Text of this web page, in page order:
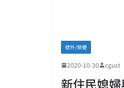
號外/榮譽
2020-10-30 cgust
新住民媳